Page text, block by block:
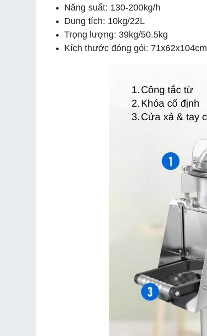
Năng suất: 130-200kg/h
Dung tích: 10kg/22L
Trọng lượng: 39kg/50.5kg
Kích thước đóng gói: 71x62x104cm